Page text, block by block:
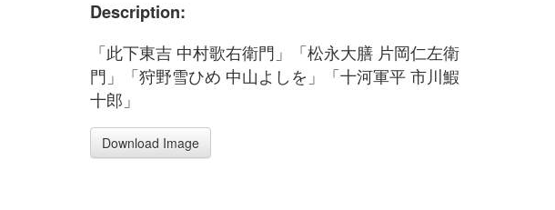
Description:
「此下東吉 中村歌右衛門」「松永大膳 片岡仁左衛
門」「狩野雪ひめ 中山よしを」「十河軍平 市川鰕
十郎」
Download Image